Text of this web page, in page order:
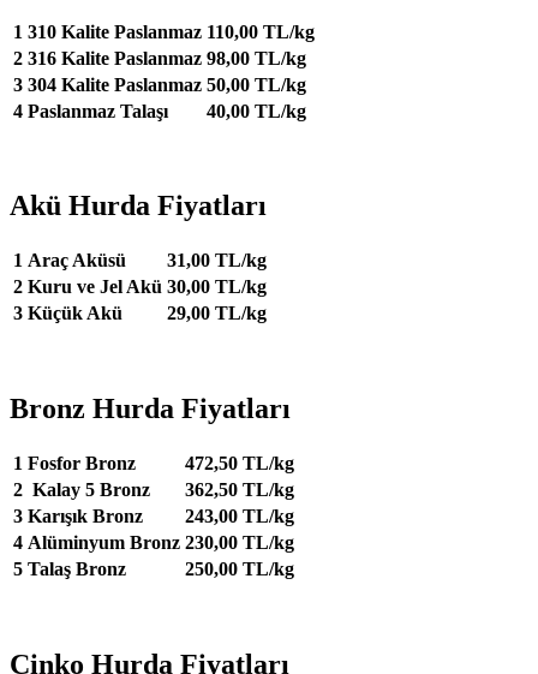
1 310 Kalite Paslanmaz 110,00 TL/kg
2 316 Kalite Paslanmaz 98,00 TL/kg
3 304 Kalite Paslanmaz 50,00 TL/kg
4 Paslanmaz Talaşı 40,00 TL/kg
Akü Hurda Fiyatları
1 Araç Aküsü
31,00 TL/kg
2 Kuru ve Jel Akü 30,00 TL/kg
3 Küçük Akü 29,00 TL/kg
Bronz Hurda Fiyatları
1 Fosfor Bronz
472,50 TL/kg
2 Kalay 5 Bronz
362,50 TL/kg
3 Karışık Bronz
243,00 TL/kg
4 Alüminyum Bronz 230,00 TL/kg
5 Talaş Bronz 250,00 TL/kg
Çinko Hurda Fiyatları